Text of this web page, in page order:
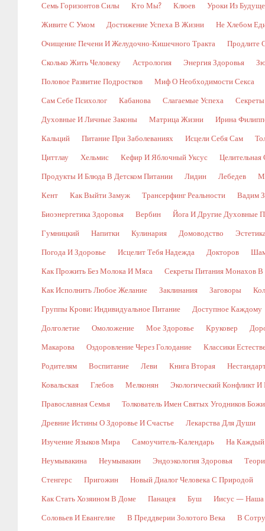
Семь Горизонтов Силы Кто Мы? Клюев Уроки Из
Живите С Умом Достижение Успеха В Жизни Не Хлебом
Очищение Печени И Желудочно-Кишечного Тракта Продлите
Сколько Жить Человеку Астрология Энергия Здоровья
Половое Развитие Подростков Миф О Необходимости Секса
Сам Себе Психолог Кабанова Слагаемые Успеха
Духовные И Личные Законы Матрица Жизни Ирина
Кальций Питание При Заболеваниях Исцели Себя Сам
Циттлау Хельмис Кефир И Яблочный Уксус Целительная
Продукты И Блюда В Детском Питании Лидин Лебедев
Кент Как Выйти Замуж Трансерфинг Реальности Вадим
Биоэнергетика Здоровья Вербин Йога И Другие Духовные
Гумницкий Напитки Кулинария Домоводство
Погода И Здоровье Исцелит Тебя Надежда Докторов
Как Прожить Без Молока И Мяса Секреты Питания Монахов В
Как Исполнить Любое Желание Заклинания Заговоры
Группы Крови: Индивидуальное Питание Доступное Каждому
Долголетие Омоложение Мое Здоровье Круковер
Макарова Оздоровление Через Голодание Классики
Родителям Воспитание Леви Книга Вторая
Ковальская Глебов Мелконян Экологический Конфликт
Православная Семья Толкователь Имен Святых Угодников
Древние Истины О Здоровье И Счастье Лекарства Для Души
Изучение Языков Мира Самоучитель-Календарь На Каждый
Неумывакина Неумывакин Эндоэкология Здоровья
Стенгерс Пригожин Новый Диалог Человека С Природой
Как Стать Хозяином В Доме Панацея Буш Иисус — Наша
Соловьев И Евангелие В Преддверии Золотого Века В